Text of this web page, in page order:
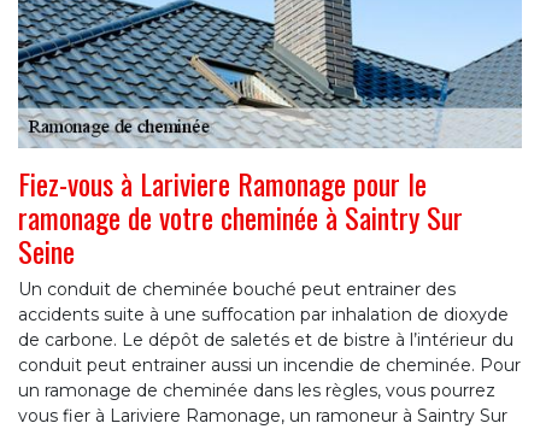
Fiez-vous à Lariviere Ramonage pour le
ramonage de votre cheminée à Saintry Sur
Seine
Un conduit de cheminée bouché peut entrainer des
accidents suite à une suffocation par inhalation de dioxyde
de carbone. Le dépôt de saletés et de bistre à l’intérieur du
conduit peut entrainer aussi un incendie de cheminée. Pour
un ramonage de cheminée dans les règles, vous pourrez
vous fier à Lariviere Ramonage, un ramoneur à Saintry Sur